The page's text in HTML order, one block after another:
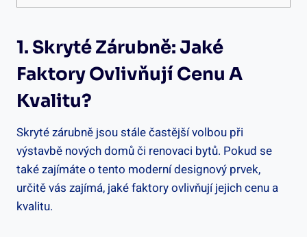
1. Skryté Zárubně: Jaké
Faktory Ovlivňují Cenu A
Kvalitu?
Skryté zárubně jsou stále častější volbou při
výstavbě nových domů či renovaci bytů. Pokud se
také zajímáte o tento moderní designový prvek,
určitě vás zajímá, jaké faktory ovlivňují jejich cenu a
kvalitu.